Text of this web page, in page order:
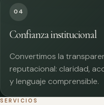
04
Confianza institucional
Convertimos la
reputacional: claridad,
y lenguaje comprensible.
SERVICIOS